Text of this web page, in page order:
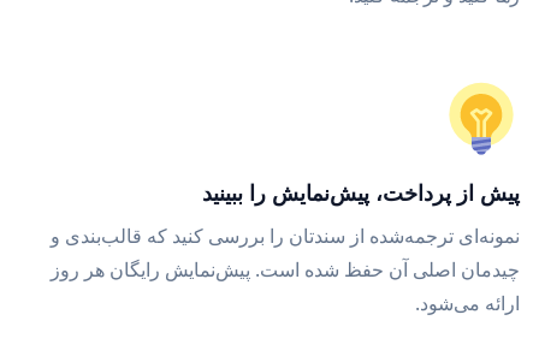
پیش از پرداخت، پیش‌نمایش را ببینید
نمونه‌ای ترجمه‌شده از سندتان را بررسی کنید که قالب‌بندی و
چیدمان اصلی آن حفظ شده است. پیش‌نمایش رایگان هر روز
ارائه می‌شود.